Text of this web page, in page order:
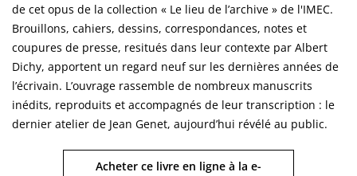
de cet opus de la collection « Le lieu de l’archive » de l'IMEC.
Brouillons, cahiers, dessins, correspondances, notes et
coupures de presse, resitués dans leur contexte par Albert
Dichy, apportent un regard neuf sur les dernières années de
l’écrivain. L’ouvrage rassemble de nombreux manuscrits
inédits, reproduits et accompagnés de leur transcription : le
dernier atelier de Jean Genet, aujourd’hui révélé au public.
Acheter ce livre en ligne à la e-